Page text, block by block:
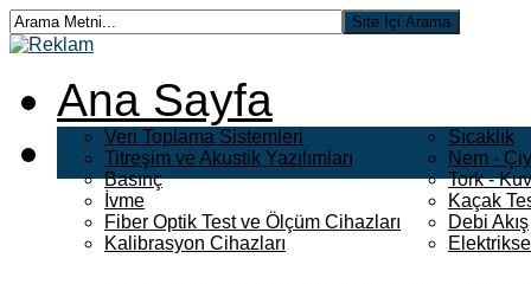
Ana Sayfa
Veri Toplama Sistemleri
Titreşim ve Akustik Yazılımları
Basınç
İvme
Fiber Optik Test ve Ölçüm Cihazları
Kalibrasyon Cihazları
Sıcaklık
Nem -
Tork -
Kaçak
Debi Akış